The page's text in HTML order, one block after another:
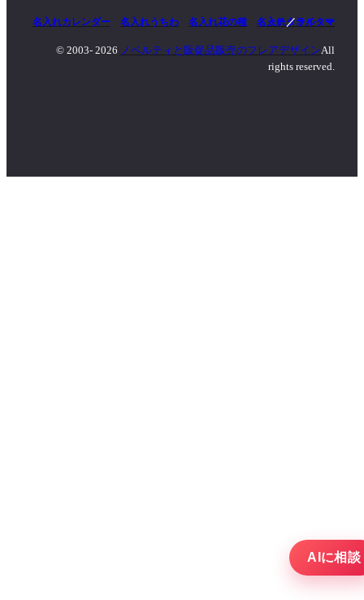
名入れカレンダー 名入れうちわ 名入れ花の種 名入れタオル
マッチ／ライター
© 2003- 2026 ノベルティと販促品販売のフレアデザインAll
rights reserved.
AIに相談